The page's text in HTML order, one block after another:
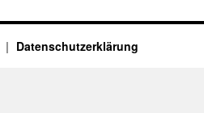
Datenschutzerklärung